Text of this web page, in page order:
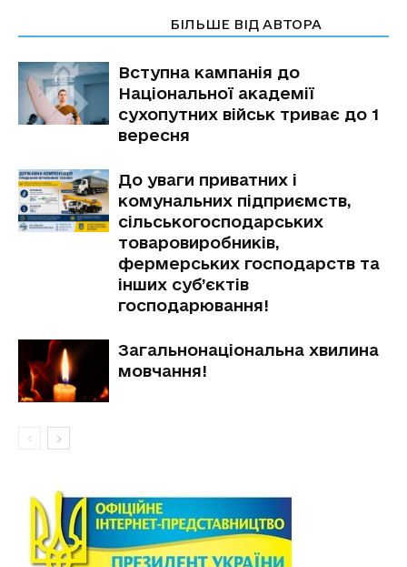
БІЛЬШЕ ВІД АВТОРА
Вступна кампанія до
Національної академії
сухопутних військ триває до 1
вересня
До уваги приватних і
комунальних підприємств,
сільськогосподарських
товаровиробників,
фермерських господарств та
інших суб’єктів
господарювання!
Загальнонаціональна хвилина
мовчання!